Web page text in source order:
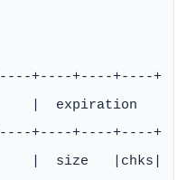
+----+----+----+
|  expiration
+----+----+----+
|  size   |chks|